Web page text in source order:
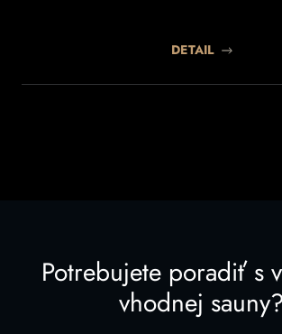
DETAIL
Potrebujete poradiť s
vhodnej sauny?